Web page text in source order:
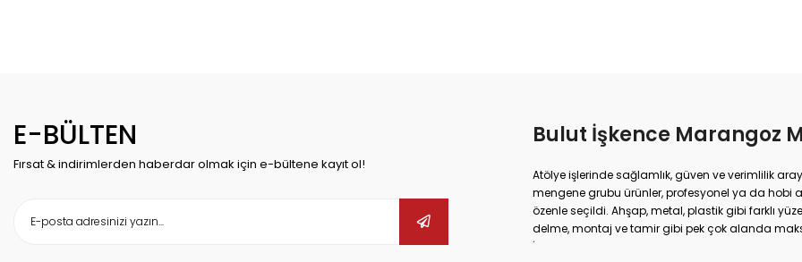
E-BÜLTEN
Fırsat & indirimlerden haberdar olmak için e-bültene kayıt ol!
Bulut İşkence Marangoz
Atölye işlerinde sağlamlık, güven ve verimlilik
mengene grubu ürünler, profesyonel ya da hobi
özenle seçildi. Ahşap, metal, plastik gibi farklı
delme, montaj ve tamir gibi pek çok alanda
İster büyük ölçekli sanayi tipi işler yapıyor olun,